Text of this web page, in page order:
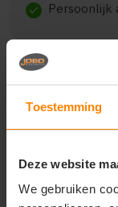
Toestemming
Deze website
We gebruiken
check Persoonlijk
Beschrijving
[{"pp":"Borst
kleur"}]}